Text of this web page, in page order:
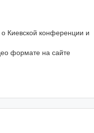
Киевской конференции и
формате на сайте